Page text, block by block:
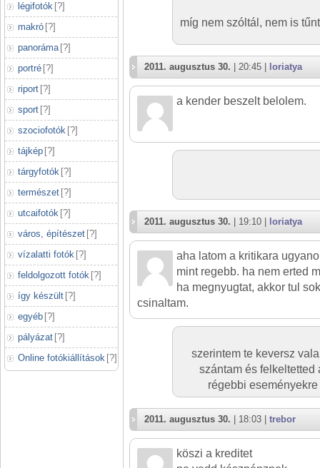
légifotók [?]
makró [?]
panoráma [?]
portré [?]
riport [?]
sport [?]
szociofotók [?]
tájkép [?]
tárgyfotók [?]
természet [?]
utcaifotók [?]
város, építészet [?]
vízalatti fotók [?]
feldolgozott fotók [?]
így készült [?]
egyéb [?]
pályázat [?]
Online fotókiállítások [?]
míg nem szóltál, nem is
2011. augusztus 30. | 20:45 | loriatya
a kender beszelt belolem.
2011. augusztus 30. | 19:10 | loriatya
aha latom a kritikara
mint regebb. ha nem erted
ha megnyugtat, akkor tul
csinaltam.
szerintem te keversz
szántam és
régebbi
2011. augusztus 30. | 18:03 | trebor
köszi a kreditet